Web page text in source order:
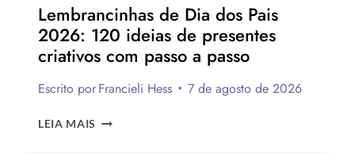
PRESENTEAR
OU
Lembrancinhas de Dia dos Pais
2026: 120 ideias de presentes
criativos com passo a passo
Escrito porFrancieli Hess 7 de agosto de 2026
LEIA MAIS LEMBRANCINHAS